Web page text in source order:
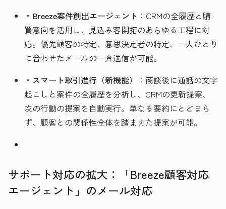
・Breeze案件創出エージェント ：CRMの全履歴と購
買意向を活用し、見込み客開拓のあらゆる工程に対
応。優先顧客の特定、意思決定者の特定、一人ひとり
に合わせたメールの一斉送信が可能。
・スマート取引進行（新機能）
：商談後に通話の文字
起こしと案件の全履歴を分析し、CRMの更新提案、
次の行動の提案を自動実行。単なる要約にとどまら
ず、顧客との関係性全体を踏まえた提案が可能。
サポート対応の拡大：「Breeze顧客対応
エージェント」のメール対応